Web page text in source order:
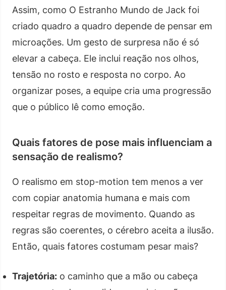
Assim, como O Estranho Mundo de Jack foi
criado quadro a quadro depende de pensar em
microações. Um gesto de surpresa não é só
elevar a cabeça. Ele inclui reação nos olhos,
tensão no rosto e resposta no corpo. Ao
organizar poses, a equipe cria uma progressão
que o público lê como emoção.
Quais fatores de pose mais influenciam a
sensação de realismo?
O realismo em stop-motion tem menos a ver
com copiar anatomia humana e mais com
respeitar regras de movimento. Quando as
regras são coerentes, o cérebro aceita a ilusão.
Então, quais fatores costumam pesar mais?
Trajetória: o caminho que a mão ou cabeça